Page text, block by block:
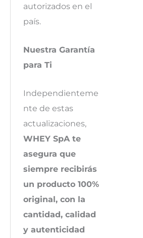
autorizados en el
país.
Nuestra Garantía
para Ti
Independienteme
nte de estas
actualizaciones,
WHEY SpA te
asegura que
siempre recibirás
un producto 100%
original, con la
cantidad, calidad
y autenticidad